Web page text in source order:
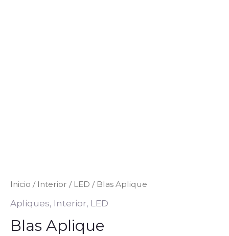
Inicio / Interior / LED / Blas Aplique
Apliques, Interior, LED
Blas Aplique